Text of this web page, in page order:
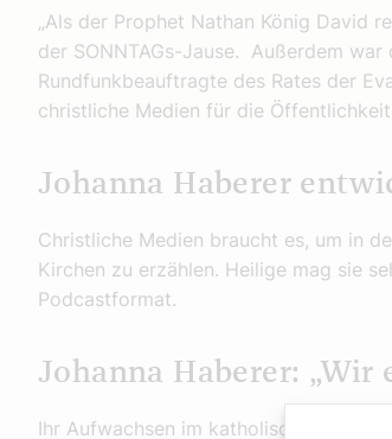
„Als der Prophet Nathan König David
der SONNTAGs-Jause. Außerdem
Rundfunkbeauftragte des Rates der
christliche Medien für die
Johanna Haberer
Christliche Medien braucht es, um in
Kirchen zu erzählen. Heilige mag sie
Podcastformat.
Johanna Haberer: „Wir
Ihr Aufwachsen im katholischen Bayern